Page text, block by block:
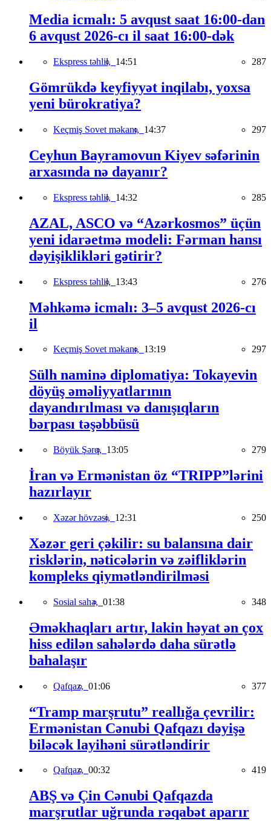
Media icmalı: 5 avqust saat 16:00-dan
6 avqust 2026-cı il saat 16:00-dək
Ekspress təhlil, 14:51 287
Gömrükdə keyfiyyət inqilabı, yoxsa
yeni bürokratiya?
Keçmiş Sovet məkanı, 14:37 297
Ceyhun Bayramovun Kiyev səfərinin
arxasında nə dayanır?
Ekspress təhlil, 14:32 285
AZAL, ASCO və “Azərkosmos” üçün
yeni idarəetmə modeli: Fərman hansı
dəyişiklikləri gətirir?
Ekspress təhlil, 13:43 276
Məhkəmə icmalı: 3–5 avqust 2026-cı
il
Keçmiş Sovet məkanı, 13:19 297
Sülh naminə diplomatiya: Tokayevin
döyüş əməliyyatlarının
dayandırılması və danışıqların
bərpası təşəbbüsü
Böyük Şərq, 13:05 279
İran və Ermənistan öz “TRIPP”lərini
hazırlayır
Xəzər hövzəsi, 12:31 250
Xəzər geri çəkilir: su balansına dair
risklərin, nəticələrin və zəifliklərin
kompleks qiymətləndirilməsi
Sosial sahə, 01:38 348
Əməkhaqları artır, lakin həyat ən çox
hiss edilən sahələrdə daha sürətlə
bahalaşır
Qafqaz, 01:06 377
“Tramp marşrutu” reallığa çevrilir:
Ermənistan Cənubi Qafqazı dəyişə
biləcək layihəni sürətləndirir
Qafqaz, 00:32 419
ABŞ və Çin Cənubi Qafqazda
marşrutlar uğrunda rəqabət aparır